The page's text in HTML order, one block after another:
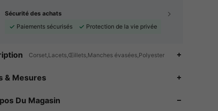
Sécurité des achats
Paiements sécurisés
Protection de la vie privée
Corset,Lacets,Œillets,Manches évasées,Polyester
& Mesures
Du Magasin